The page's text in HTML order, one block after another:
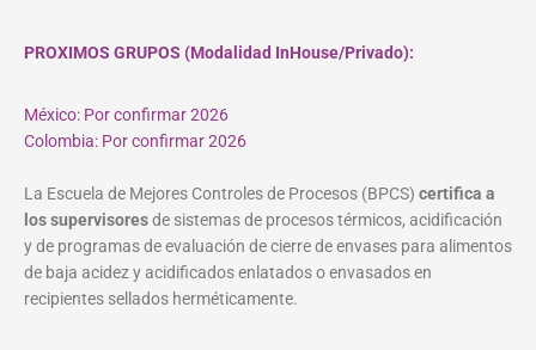
PROXIMOS GRUPOS (Modalidad InHouse/Privado):
México: Por confirmar 2026
Colombia: Por confirmar 2026
La Escuela de Mejores Controles de Procesos (BPCS) certifica a
los supervisoresde sistemas de procesos térmicos, acidificación
y de programas de evaluación de cierre de envases para alimentos
de baja acidez y acidificados enlatados o envasados en
recipientes sellados herméticamente.